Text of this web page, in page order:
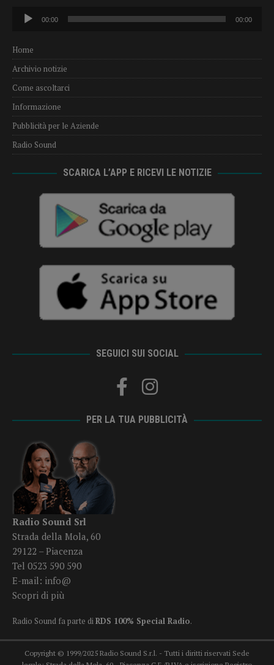
Audio
Player
00:00 00:00
Home
Archivio notizie
Come ascoltarci
Informazione
Pubblicità per le Aziende
Radio Sound
SCARICA L’APP E RICEVI LE NOTIZIE
SEGUICI SUI SOCIAL
PER LA TUA PUBBLICITÀ
Radio Sound Srl
Strada della Mola, 60
29122 – Piacenza
Tel 0523 590 590
E-mail: info@
Scopri di più
Radio Sound fa parte di RDS 100% Special Radio.
Copyright © 1999/2025 Radio Sound S.r.l. - Tutti i diritti riservati Sede